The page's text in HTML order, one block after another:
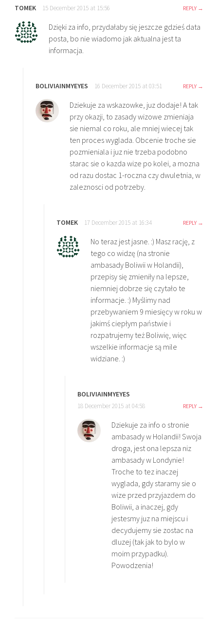
TOMEK 15 December 2015 at 15:56 REPLY
Dzięki za info, przydałaby się jeszcze gdzieś data
posta, bo nie wiadomo jak aktualna jest ta
informacja.
BOLIVIAINMYEYES 16 December 2015 at 03:51 REPLY
Dziekuje za wskazowke, juz dodaje! A tak
przy okazji, to zasady wizowe zmieniaja
sie niemal co roku, ale mniej wiecej tak
ten proces wyglada. Obcenie troche sie
pozmieniala i juz nie trzeba podobno
starac sie o kazda wize po kolei, a mozna
od razu dostac 1-roczna czy dwuletnia, w
zaleznosci od potrzeby.
TOMEK 17 December 2015 at 16:34 REPLY
No teraz jest jasne. :) Masz rację, z
tego co widzę (na stronie
ambasady Boliwii w Holandii),
przepisy się zmieniły na lepsze,
niemniej dobrze się czytało te
informacje. :) Myślimy nad
przebywaniem 9 miesięcy w roku w
jakimś ciepłym państwie i
rozpatrujemy też Boliwię, więc
wszelkie informacje są mile
widziane. :)
BOLIVIAINMYEYES
18 December 2015 at 04:58 REPLY
Dziekuje za info o stronie
ambasady w Holandii! Swoja
droga, jest ona lepsza niz
ambasady w Londynie!
Troche to tez inaczej
wyglada, gdy staramy sie o
wize przed przyjazdem do
Boliwii, a inaczej, gdy
jestesmy juz na miejscu i
decydujemy sie zostac na
dluzej (tak jak to bylo w
moim przypadku).
Powodzenia!